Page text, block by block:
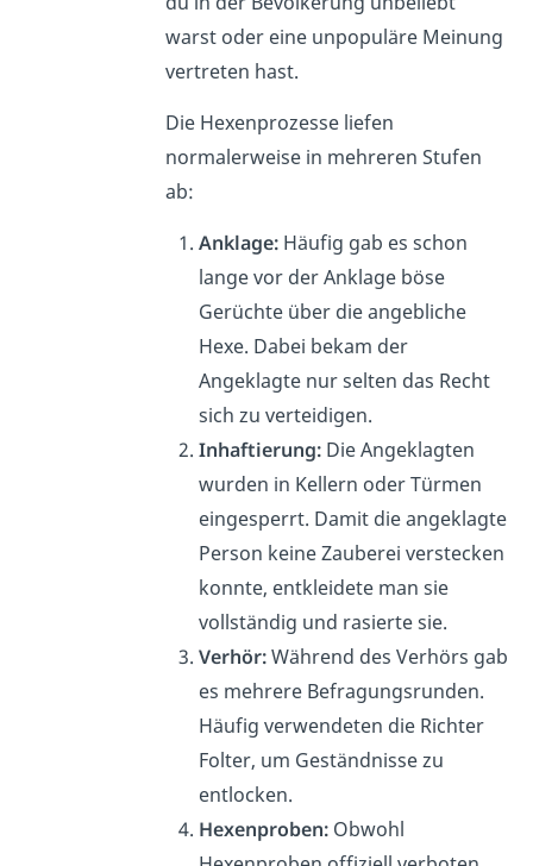
warst oder eine unpopuläre Meinung
vertreten hast.
Die Hexenprozesse liefen
normalerweise in mehreren Stufen
ab:
Anklage:Häufig gab es schon
lange vor der Anklage böse
Gerüchte über die angebliche
Hexe. Dabei bekam der
Angeklagte nur selten das Recht
sich zu verteidigen.
Inhaftierung:Die Angeklagten
wurden in Kellern oder Türmen
eingesperrt. Damit die angeklagte
Person keine Zauberei verstecken
konnte, entkleidete man sie
vollständig und rasierte sie.
Verhör:Während des Verhörs gab
es mehrere Befragungsrunden.
Häufig verwendeten die Richter
Folter, um Geständnisse zu
entlocken.
Hexenproben:Obwohl